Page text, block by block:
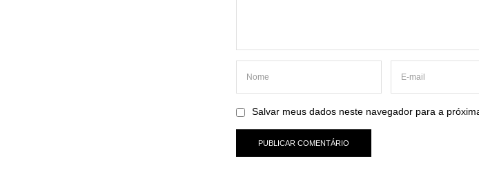
Salvar meus dados neste navegador para a